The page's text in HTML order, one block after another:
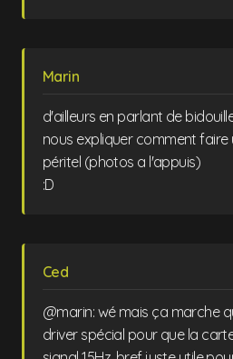
Marin
d'ailleurs en parlant de
nous expliquer comment
péritel (photos a l'appuis)
:D
Ced
@marin: wé mais ça marche
driver spécial pour que la